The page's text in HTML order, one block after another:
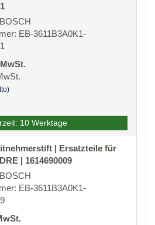
EB-3611B3A0K1-
10 Werktage
| Ersatzteile für
| 1614690009
EB-3611B3A0K1-